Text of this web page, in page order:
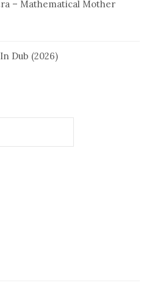
– Mathematical Mother
Dub (2026)